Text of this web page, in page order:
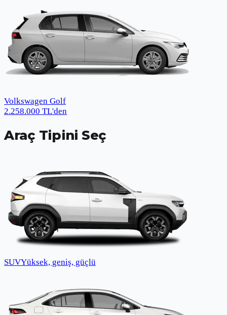
Volkswagen Golf
2.258.000 TL'den
Araç Tipini Seç
SUVYüksek, geniş, güçlü